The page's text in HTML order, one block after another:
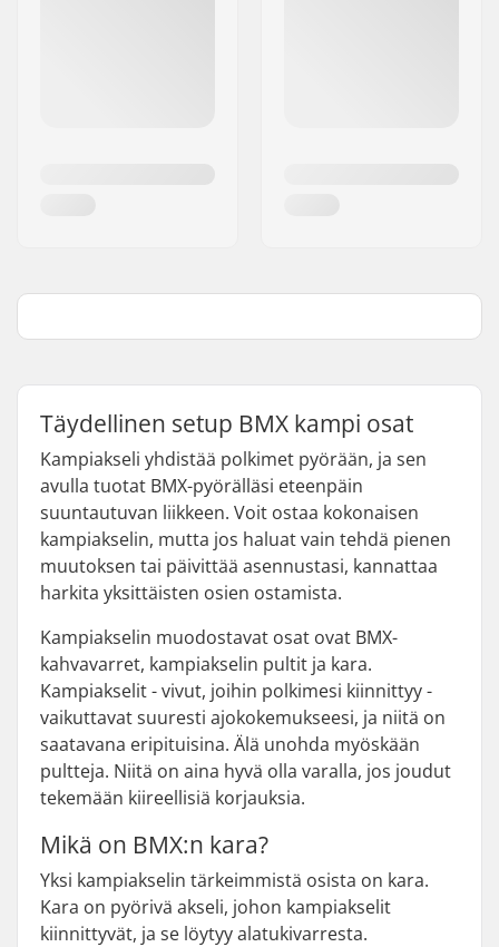
Täydellinen setup BMX kampi osat
Kampiakseli yhdistää polkimet pyörään, ja sen
avulla tuotat BMX-pyörälläsi eteenpäin
suuntautuvan liikkeen. Voit ostaa kokonaisen
kampiakselin, mutta jos haluat vain tehdä pienen
muutoksen tai päivittää asennustasi, kannattaa
harkita yksittäisten osien ostamista.
Kampiakselin muodostavat osat ovat BMX-
kahvavarret, kampiakselin pultit ja kara.
Kampiakselit - vivut, joihin polkimesi kiinnittyy -
vaikuttavat suuresti ajokokemukseesi, ja niitä on
saatavana eripituisina. Älä unohda myöskään
pultteja. Niitä on aina hyvä olla varalla, jos joudut
tekemään kiireellisiä korjauksia.
Mikä on BMX:n kara?
Yksi kampiakselin tärkeimmistä osista on kara.
Kara on pyörivä akseli, johon kampiakselit
kiinnittyvät, ja se löytyy alatukivarresta.